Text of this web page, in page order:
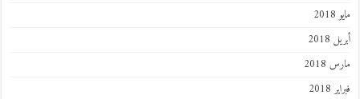
مايو 2018
أبريل 2018
مارس 2018
فبراير 2018